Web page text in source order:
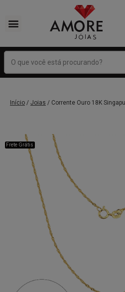
Início / Joias / Corrente Ouro 18K
Frete Grátis